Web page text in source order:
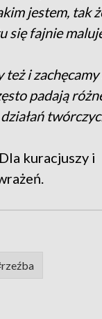
jestem, tak
się fajnie
i
padają
kuracjuszy i